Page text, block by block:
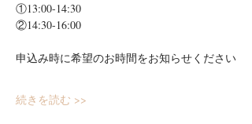
①13:00-14:30
②14:30-16:00
申込み時に希望のお時間をお知らせください
続きを読む >>